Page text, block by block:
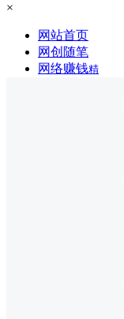
×
网站首页
网创随笔
网络赚钱精